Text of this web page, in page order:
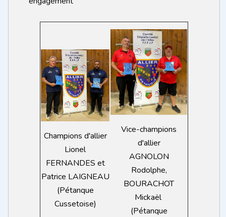
Champions d'allier
Lionel
FERNANDES et
Patrice LAIGNEAU
(Pétanque
Cussetoise)
Vice-champions
d'allier
AGNOLON
Rodolphe,
BOURACHOT
Mickaël
(Pétanque